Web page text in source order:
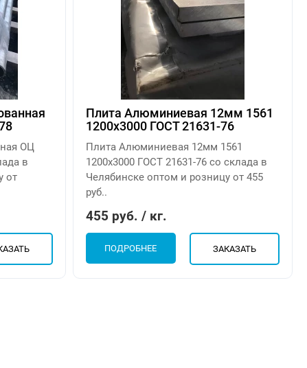
ОЦ
в
от
Плита Алюминиевая 12мм 1561
1200х3000 ГОСТ 21631-76
Плита Алюминиевая 12мм 1561
1200х3000 ГОСТ 21631-76 со склада в
Челябинске оптом и розницу от 455
руб..
455 руб. / кг.
ПОДРОБНЕЕ ЗАКАЗАТЬ